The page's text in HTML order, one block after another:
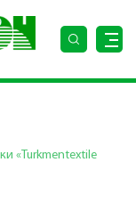
«Turkmentextile